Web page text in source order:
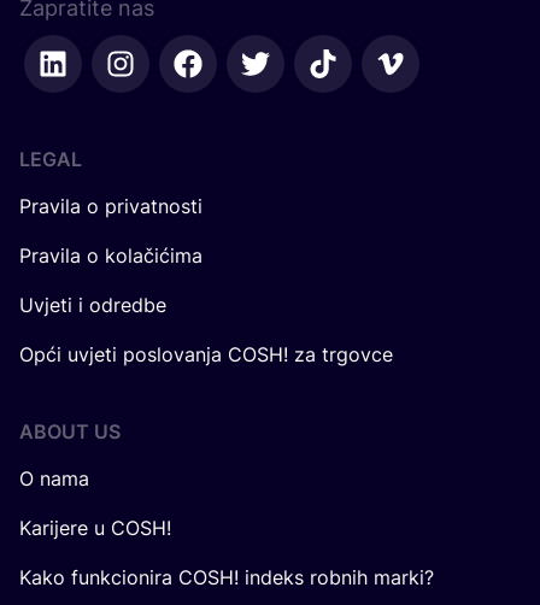
Zapratite nas
LEGAL
Pravila o privatnosti
Pravila o kolačićima
Uvjeti i odredbe
Opći uvjeti poslovanja COSH! za trgovce
ABOUT US
O nama
Karijere u COSH!
Kako funkcionira COSH! indeks robnih marki?